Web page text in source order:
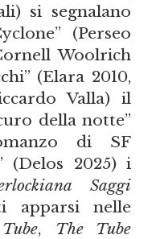
si segnalano
(Perseo
Woolrich
(Elara 2010,
Valla) il
della notte”
di SF
(Delos 2025) i
Saggi
apparsi nelle
, The Tube